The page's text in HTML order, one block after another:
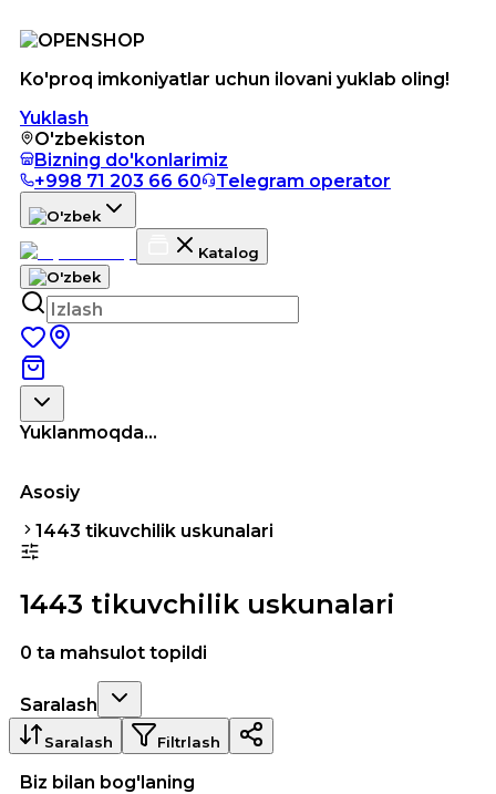
Ko'proq imkoniyatlar uchun ilovani yuklab oling!
Yuklash
O'zbekiston
Bizning do'konlarimiz
+998 71 203 66 60
Telegram operator
Katalog
Yuklanmoqda...
Asosiy
1443 tikuvchilik uskunalari
1443 tikuvchilik uskunalari
0 ta mahsulot topildi
Saralash
Saralash Filtrlash
Biz bilan bog'laning